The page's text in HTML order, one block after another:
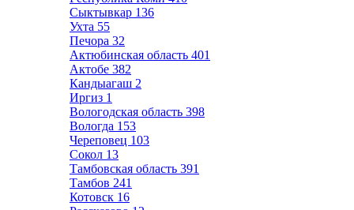
Сыктывкар 136
Ухта 55
Печора 32
Актюбинская область 401
Актобе 382
Кандыагаш 2
Иргиз 1
Вологодская область 398
Вологда 153
Череповец 103
Сокол 13
Тамбовская область 391
Тамбов 241
Котовск 16